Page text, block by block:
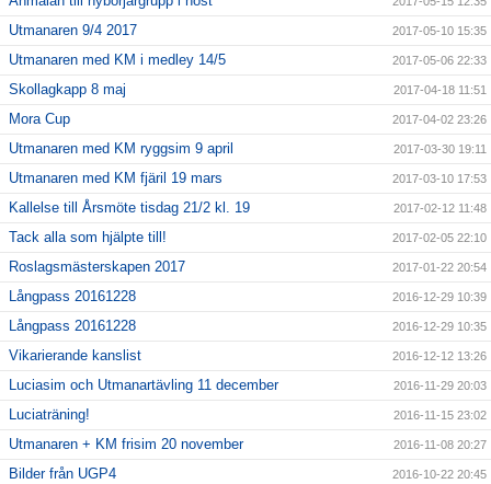
Utmanaren 9/4 2017 2017-05-10 15:35
Utmanaren med KM i medley 14/5 2017-05-06 22:33
Skollagkapp 8 maj 2017-04-18 11:51
Mora Cup 2017-04-02 23:26
Utmanaren med KM ryggsim 9 april 2017-03-30 19:11
Utmanaren med KM fjäril 19 mars 2017-03-10 17:53
Kallelse till Årsmöte tisdag 21/2 kl. 19 2017-02-12 11:48
Tack alla som hjälpte till! 2017-02-05 22:10
Roslagsmästerskapen 2017 2017-01-22 20:54
Långpass 20161228 2016-12-29 10:39
Långpass 20161228 2016-12-29 10:35
Vikarierande kanslist 2016-12-12 13:26
Luciasim och Utmanartävling 11 december 2016-11-29 20:03
Luciaträning! 2016-11-15 23:02
Utmanaren + KM frisim 20 november 2016-11-08 20:27
Bilder från UGP4 2016-10-22 20:45